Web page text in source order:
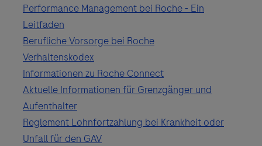
Performance Management bei Roche - Ein
Leitfaden
Berufliche Vorsorge bei Roche
Verhaltenskodex
Informationen zu Roche Connect
Aktuelle Informationen für Grenzgänger und
Aufenthalter
Reglement Lohnfortzahlung bei Krankheit oder
Unfall für den GAV